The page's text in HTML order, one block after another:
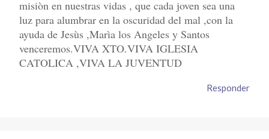
misiòn en nuestras vidas , que cada joven sea una
luz para alumbrar en la oscuridad del mal ,con la
ayuda de Jesùs ,Marìa los Angeles y Santos
venceremos.VIVA XTO.VIVA IGLESIA
CATOLICA ,VIVA LA JUVENTUD
Responder